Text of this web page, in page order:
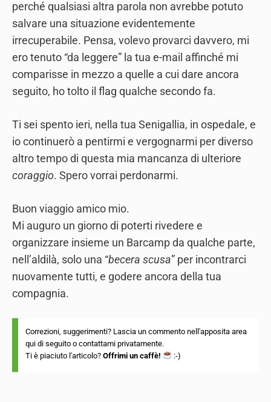
perché qualsiasi altra parola non avrebbe potuto
salvare una situazione evidentemente
irrecuperabile. Pensa, volevo provarci davvero, mi
ero tenuto “da leggere” la tua e-mail affinché mi
comparisse in mezzo a quelle a cui dare ancora
seguito, ho tolto il flag qualche secondo fa.
Ti sei spento ieri, nella tua Senigallia, in ospedale, e
io continuerò a pentirmi e vergognarmi per diverso
altro tempo di questa mia mancanza di ulteriore
coraggio. Spero vorrai perdonarmi.
Buon viaggio amico mio.
Mi auguro un giorno di poterti rivedere e
organizzare insieme un Barcamp da qualche parte,
nell’aldilà, solo una “becera scusa” per incontrarci
nuovamente tutti, e godere ancora della tua
compagnia.
Correzioni, suggerimenti? Lascia un commento nell'apposita area
qui di seguito o contattami privatamente.
Ti è piaciuto l'articolo? Offrimi un caffè! :-)